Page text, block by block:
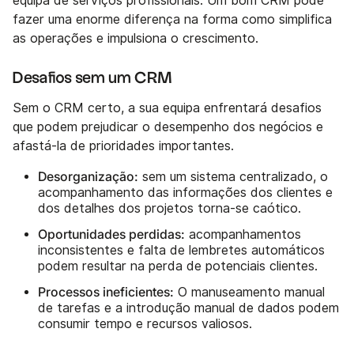
fazer uma enorme diferença na forma como simplifica
as operações e impulsiona o crescimento.
Desafios sem um CRM
Sem o CRM certo, a sua equipa enfrentará desafios
que podem prejudicar o desempenho dos negócios e
afastá-la de prioridades importantes.
Desorganização: sem um sistema centralizado, o
acompanhamento das informações dos clientes e
dos detalhes dos projetos torna-se caótico.
Oportunidades perdidas: acompanhamentos
inconsistentes e falta de lembretes automáticos
podem resultar na perda de potenciais clientes.
Processos ineficientes: O manuseamento manual
de tarefas e a introdução manual de dados podem
consumir tempo e recursos valiosos.